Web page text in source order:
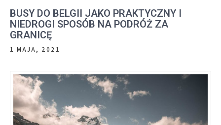
BUSY DO BELGII JAKO PRAKTYCZNY I
NIEDROGI SPOSÓB NA PODRÓŻ ZA
GRANICĘ
1 MAJA, 2021